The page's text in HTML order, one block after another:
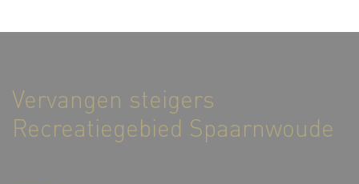
Vervangen steigers
Recreatiegebied Spaarnwoude